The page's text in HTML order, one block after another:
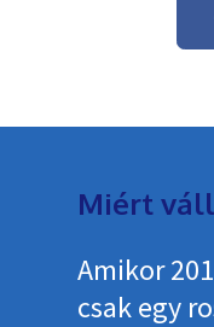
Miért
Amikor
csak egy